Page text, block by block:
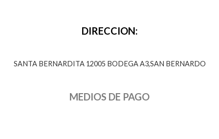
DIRECCION:
SANTA BERNARDITA 12005 BODEGA A3,SAN BERNARDO
MEDIOS DE PAGO